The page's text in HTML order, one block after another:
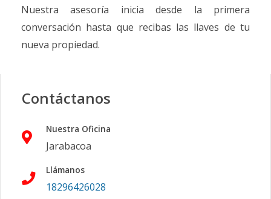
Nuestra asesoría inicia desde la primera
conversación hasta que recibas las llaves de tu
nueva propiedad.
Contáctanos
Nuestra Oficina
Jarabacoa
Llámanos
18296426028